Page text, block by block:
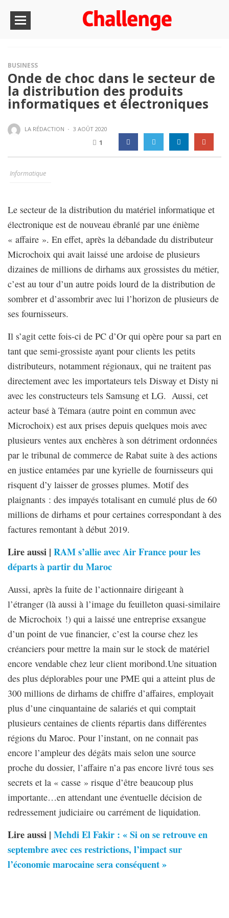
BUSINESS
Onde de choc dans le secteur de
la distribution des produits
informatiques et électroniques
LA RÉDACTION · 3 AOÛT 2020
1
Informatique
Le secteur de la distribution du matériel informatique et
électronique est de nouveau ébranlé par une énième
« affaire ». En effet, après la débandade du distributeur
Microchoix qui avait laissé une ardoise de plusieurs
dizaines de millions de dirhams aux grossistes du métier,
c’est au tour d’un autre poids lourd de la distribution de
sombrer et d’assombrir avec lui l’horizon de plusieurs de
ses fournisseurs.
Il s’agit cette fois-ci de PC d’Or qui opère pour sa part en
tant que semi-grossiste ayant pour clients les petits
distributeurs, notamment régionaux, qui ne traitent pas
directement avec les importateurs tels Disway et Disty ni
avec les constructeurs tels Samsung et LG. Aussi, cet
acteur basé à Témara (autre point en commun avec
Microchoix) est aux prises depuis quelques mois avec
plusieurs ventes aux enchères à son détriment ordonnées
par le tribunal de commerce de Rabat suite à des actions
en justice entamées par une kyrielle de fournisseurs qui
risquent d’y laisser de grosses plumes. Motif des
plaignants : des impayés totalisant en cumulé plus de 60
millions de dirhams et pour certaines correspondant à des
factures remontant à début 2019.
Lire aussi | RAM s’allie avec Air France pour les
départs à partir du Maroc
Aussi, après la fuite de l’actionnaire dirigeant à
l’étranger (là aussi à l’image du feuilleton quasi-similaire
de Microchoix !) qui a laissé une entreprise exsangue
d’un point de vue financier, c’est la course chez les
créanciers pour mettre la main sur le stock de matériel
encore vendable chez leur client moribond.Une situation
des plus déplorables pour une PME qui a atteint plus de
300 millions de dirhams de chiffre d’affaires, employait
plus d’une cinquantaine de salariés et qui comptait
plusieurs centaines de clients répartis dans différentes
régions du Maroc. Pour l’instant, on ne connait pas
encore l’ampleur des dégâts mais selon une source
proche du dossier, l’affaire n’a pas encore livré tous ses
secrets et la « casse » risque d’être beaucoup plus
importante…en attendant une éventuelle décision de
redressement judiciaire ou carrément de liquidation.
Lire aussi | Mehdi El Fakir : « Si on se retrouve en
septembre avec ces restrictions, l’impact sur
l’économie marocaine sera conséquent »